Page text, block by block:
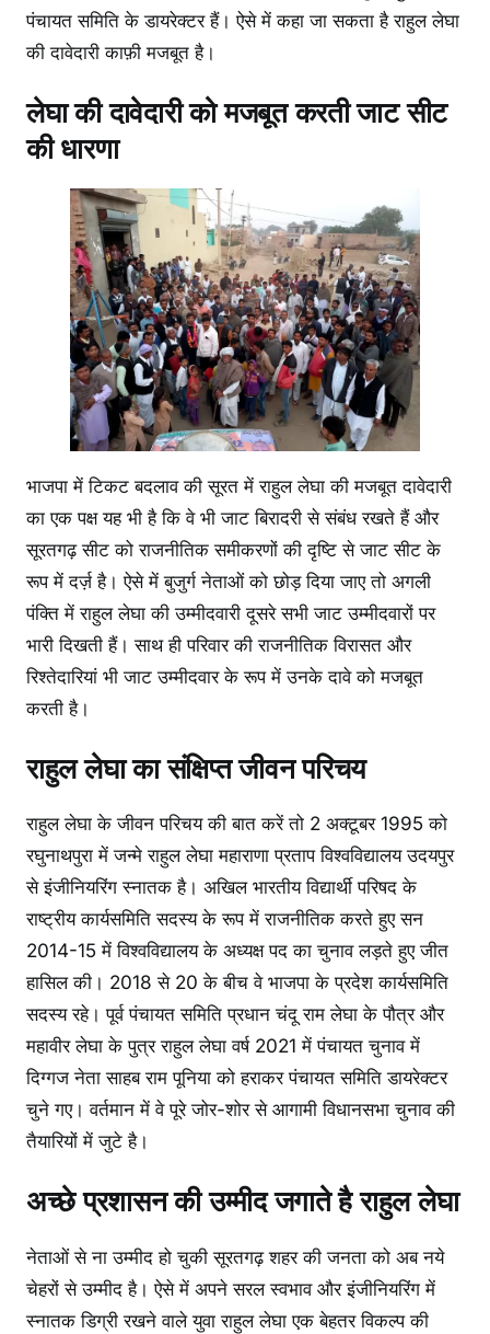
पंचायत समिति के डायरेक्टर हैं। ऐसे में कहा जा सकता है राहुल लेघा
की दावेदारी काफ़ी मजबूत है।
लेघा की दावेदारी को मजबूत करती जाट सीट
की धारणा
भाजपा में टिकट बदलाव की सूरत में राहुल लेघा की मजबूत दावेदारी
का एक पक्ष यह भी है कि वे भी जाट बिरादरी से संबंध रखते हैं और
सूरतगढ़ सीट को राजनीतिक समीकरणों की दृष्टि से जाट सीट के
रूप में दर्ज़ है। ऐसे में बुजुर्ग नेताओं को छोड़ दिया जाए तो अगली
पंक्ति में राहुल लेघा की उम्मीदवारी दूसरे सभी जाट उम्मीदवारों पर
भारी दिखती हैं। साथ ही परिवार की राजनीतिक विरासत और
रिश्तेदारियां भी जाट उम्मीदवार के रूप में उनके दावे को मजबूत
करती है।
राहुल लेघा का संक्षिप्त जीवन परिचय
राहुल लेघा के जीवन परिचय की बात करें तो 2 अक्टूबर 1995 को
रघुनाथपुरा में जन्मे राहुल लेघा महाराणा प्रताप विश्वविद्यालय उदयपुर
से इंजीनियरिंग स्नातक है। अखिल भारतीय विद्यार्थी परिषद के
राष्ट्रीय कार्यसमिति सदस्य के रूप में राजनीतिक करते हुए सन
2014-15 में विश्वविद्यालय के अध्यक्ष पद का चुनाव लड़ते हुए जीत
हासिल की। 2018 से 20 के बीच वे भाजपा के प्रदेश कार्यसमिति
सदस्य रहे। पूर्व पंचायत समिति प्रधान चंदू राम लेघा के पौत्र और
महावीर लेघा के पुत्र राहुल लेघा वर्ष 2021 में पंचायत चुनाव में
दिग्गज नेता साहब राम पूनिया को हराकर पंचायत समिति डायरेक्टर
चुने गए। वर्तमान में वे पूरे जोर-शोर से आगामी विधानसभा चुनाव की
तैयारियों में जुटे है।
अच्छे प्रशासन की उम्मीद जगाते है राहुल लेघा
नेताओं से ना उम्मीद हो चुकी सूरतगढ़ शहर की जनता को अब नये
चेहरों से उम्मीद है। ऐसे में अपने सरल स्वभाव और इंजीनियरिंग में
स्नातक डिग्री रखने वाले युवा राहुल लेघा एक बेहतर विकल्प की